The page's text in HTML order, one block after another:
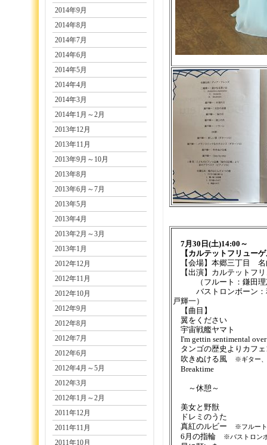
7月30日(土)14:00～
【カルテットフリュー
【会場】本郷三丁目 名
【出演】カルテットフリ
（フルート：鎌田理
バストロンボーン：
戸輝一）
【曲目】
翼をください
宇宙戦艦ヤマト
I'm gettin sentimental
タンゴの歴史よりカフ
吹きぬける風
※ギター
Breaktime
～休憩～
美女と野獣
ドレミのうた
真紅のルビー
※フルー
6月の指輪 ※バストロン
2014年9月
2014年8月
2014年7月
2014年6月
2014年5月
2014年4月
2014年3月
2014年1月～2月
2013年12月
2013年11月
2013年9月～10月
2013年8月
2013年6月～7月
2013年5月
2013年4月
2013年2月～3月
2013年1月
2012年12月
2012年11月
2012年10月
2012年9月
2012年8月
2012年7月
2012年6月
2012年4月～5月
2012年3月
2012年1月～2月
2011年12月
2011年11月
2011年10月